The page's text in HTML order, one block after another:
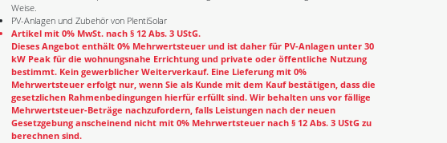
Weise.
PV-Anlagen und Zubehör von PlentiSolar
Artikel mit 0% MwSt. nach § 12 Abs. 3 UStG.
Dieses Angebot enthält 0% Mehrwertsteuer und ist daher für PV-Anlagen unter 30
kW Peak für die wohnungsnahe Errichtung und private oder öffentliche Nutzung
bestimmt. Kein gewerblicher Weiterverkauf. Eine Lieferung mit 0%
Mehrwertsteuer erfolgt nur, wenn Sie als Kunde mit dem Kauf bestätigen, dass die
gesetzlichen Rahmenbedingungen hierfür erfüllt sind. Wir behalten uns vor fällige
Mehrwertsteuer-Beträge nachzufordern, falls Leistungen nach der neuen
Gesetzgebung anscheinend nicht mit 0% Mehrwertsteuer nach § 12 Abs. 3 UStG zu
berechnen sind.